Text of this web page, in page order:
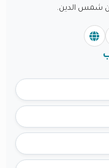
شمس الدين.